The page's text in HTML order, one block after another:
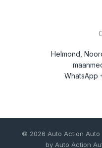
Helmond,
WhatsApp
© 2026 Auto Action Auto
by Auto Action